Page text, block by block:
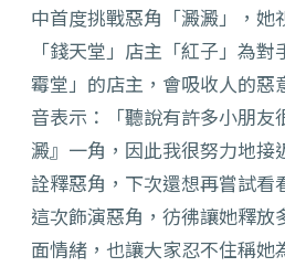
中首度挑戰惡角「澱澱」，她
「錢天堂」店主「紅子」為
霉堂」的店主，會吸收人的惡
音表示：「聽說有許多小朋友
澱』一角，因此我很努力地接
詮釋惡角，下次還想再嘗試看
這次飾演惡角，彷彿讓她釋放
面情緒，也讓大家忍不住稱她